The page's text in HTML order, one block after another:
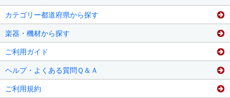
カテゴリー都道府県から探す
楽器・機材から探す
ご利用ガイド
ヘルプ・よくある質問Ｑ＆Ａ
ご利用規約